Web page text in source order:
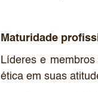
Maturidade
Líderes e
ética em suas